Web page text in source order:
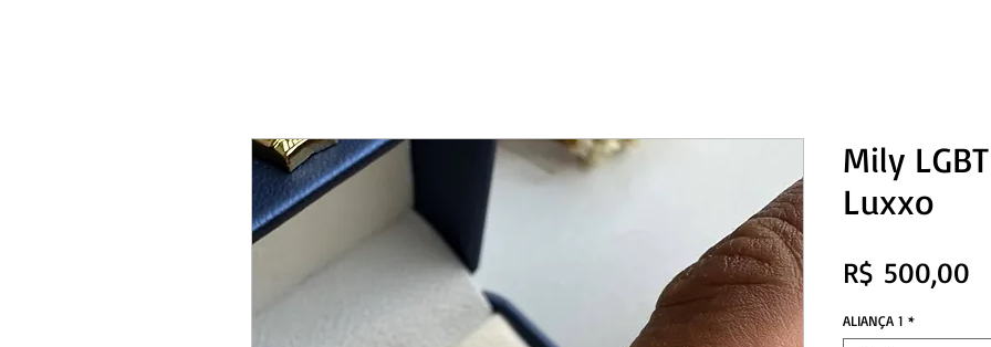
Mily
Luxxo
R$ 500,00
ALIANÇA 1 *